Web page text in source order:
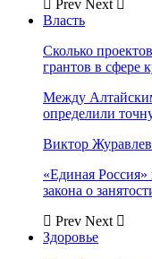
Prev Next
Власть
Сколько
грантов в сфере
Между
определили
Виктор
«Единая
закона о
Prev Next
Здоровье